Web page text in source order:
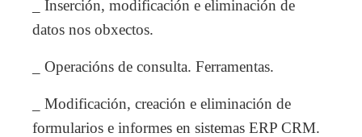
_ Inserción, modificación e eliminación de
datos nos obxectos.
_ Operacións de consulta. Ferramentas.
_ Modificación, creación e eliminación de
formularios e informes en sistemas ERP CRM.